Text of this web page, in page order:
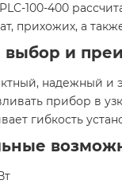
100-400
прихожих, а
выбор и
надежный и
прибор в
гибкость